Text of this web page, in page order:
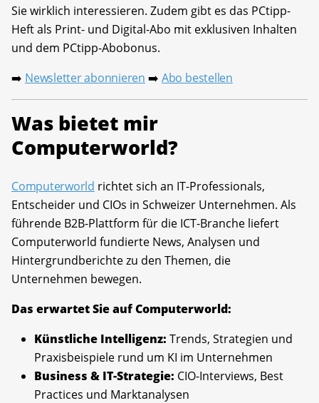
Sie wirklich interessieren. Zudem gibt es das PCtipp-
Heft als Print- und Digital-Abo mit exklusiven Inhalten
und dem PCtipp-Abobonus.
➡️ Newsletter abonnieren ➡️ Abo bestellen
Was bietet mir
Computerworld?
Computerworld richtet sich an IT-Professionals,
Entscheider und CIOs in Schweizer Unternehmen. Als
führende B2B-Plattform für die ICT-Branche liefert
Computerworld fundierte News, Analysen und
Hintergrundberichte zu den Themen, die
Unternehmen bewegen.
Das erwartet Sie auf Computerworld:
Künstliche Intelligenz: Trends, Strategien und
Praxisbeispiele rund um KI im Unternehmen
Business & IT-Strategie: CIO-Interviews, Best
Practices und Marktanalysen